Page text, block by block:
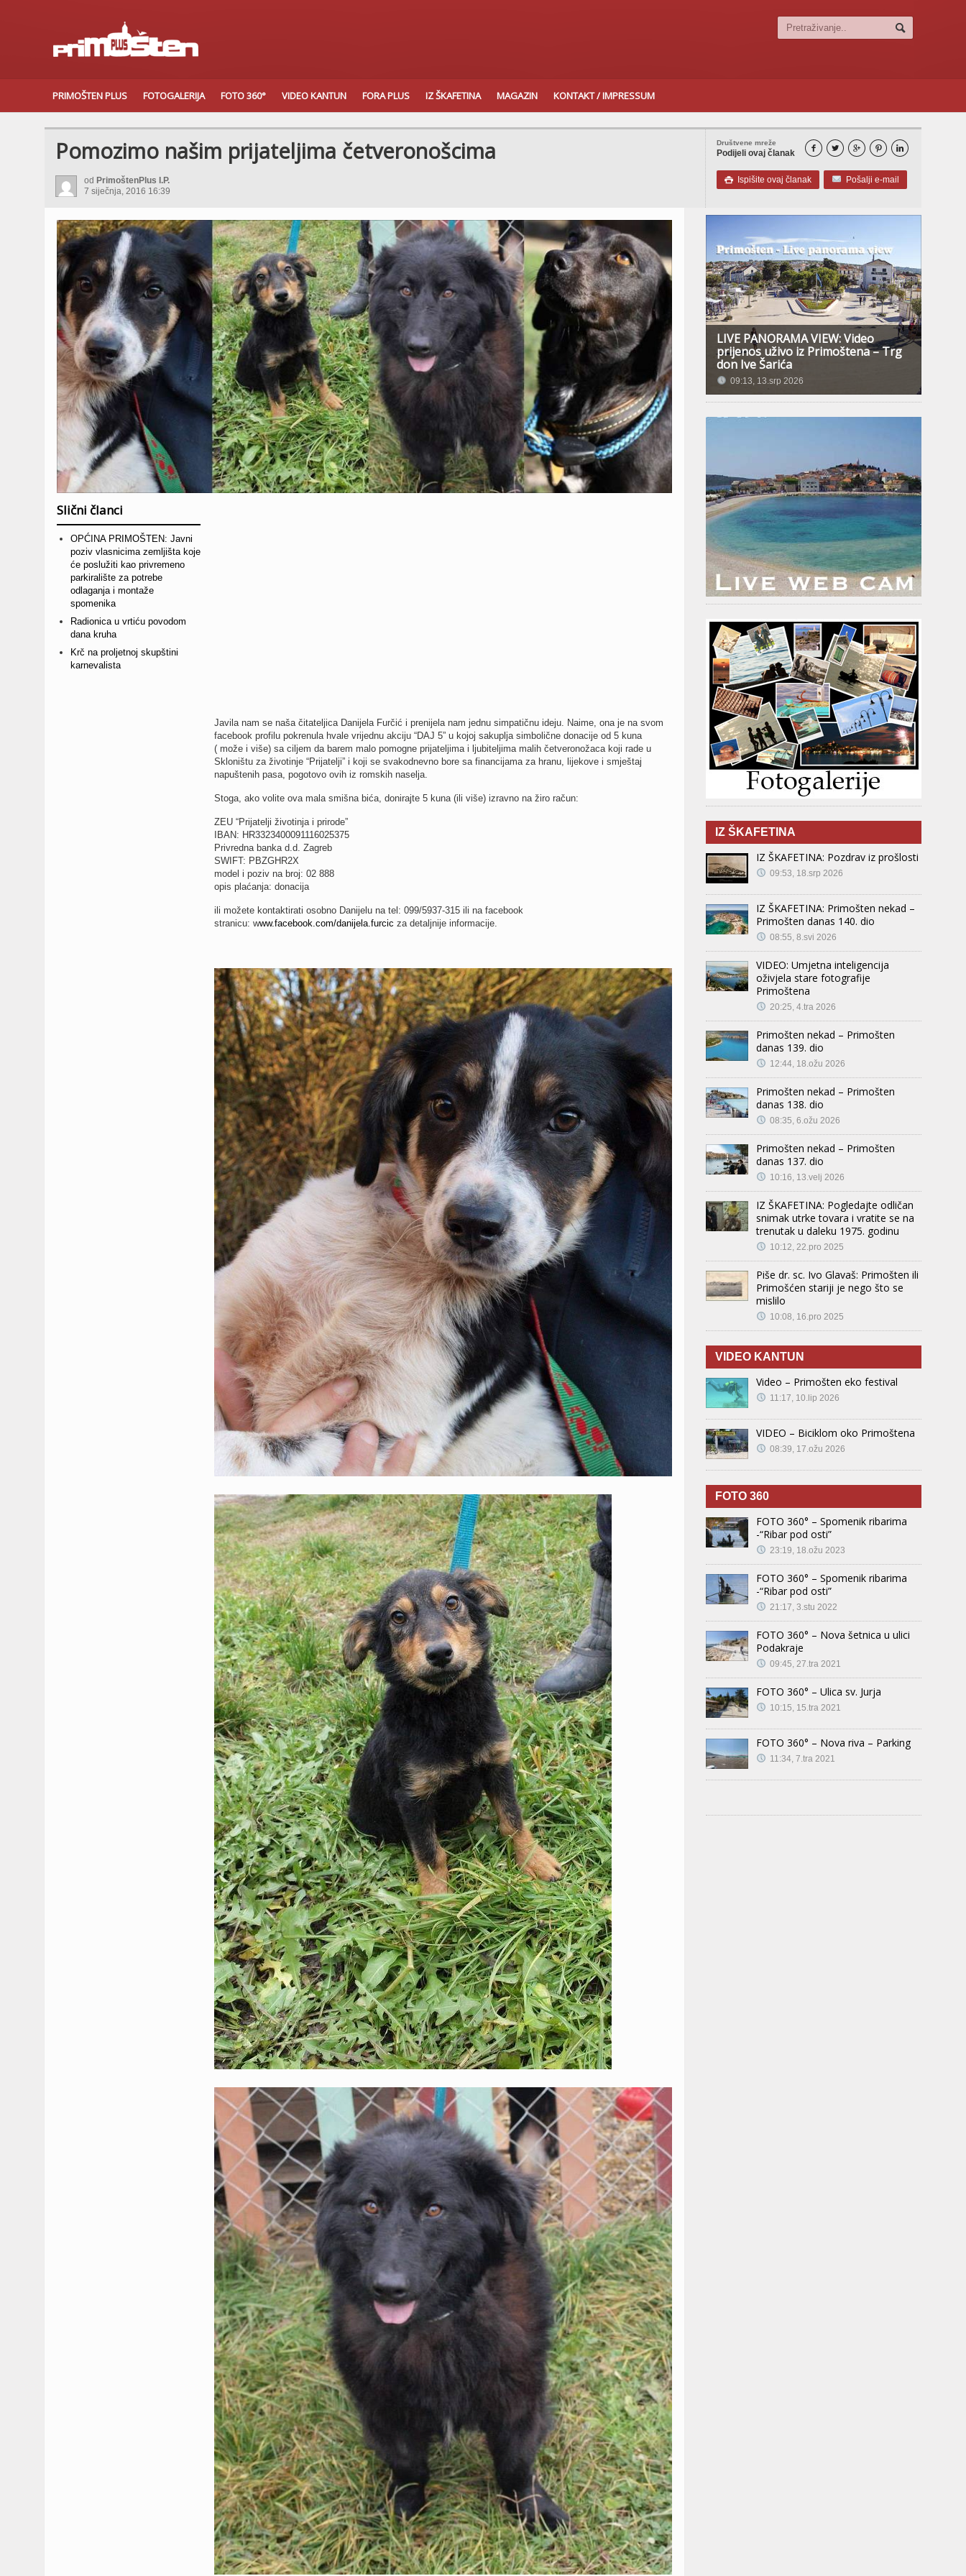
PRIMOŠTEN PLUS FOTOGALERIJA FOTO 360° VIDEO KANTUN FORA PLUS IZ ŠKAFETINA MAGAZIN KONTAKT / IMPRESSUM
Društvene mreže
Podijeli ovaj članak     
 Ispišite ovaj članak Pošalji e-mail
Pomozimo našim prijateljima četveronošcima
od PrimoštenPlus I.P.
7 siječnja, 2016 16:39
Slični članci
OPĆINA PRIMOŠTEN: Javni
poziv vlasnicima zemljišta koje
će poslužiti kao privremeno
parkiralište za potrebe
odlaganja i montaže
spomenika
Radionica u vrtiću povodom
dana kruha
Krč na proljetnoj skupštini
karnevalista
Javila nam se naša čitateljica Danijela Furčić i prenijela nam jednu simpatičnu ideju. Naime, ona je na svom
facebook profilu pokrenula hvale vrijednu akciju “DAJ 5” u kojoj sakuplja simbolične donacije od 5 kuna
( može i više) sa ciljem da barem malo pomogne prijateljima i ljubiteljima malih četveronožaca koji rade u
Skloništu za životinje “Prijatelji” i koji se svakodnevno bore sa financijama za hranu, lijekove i smještaj
napuštenih pasa, pogotovo ovih iz romskih naselja.
Stoga, ako volite ova mala smišna bića, donirajte 5 kuna (ili više) izravno na žiro račun:
ZEU “Prijatelji životinja i prirode”
IBAN: HR3323400091116025375
Privredna banka d.d. Zagreb
SWIFT: PBZGHR2X
model i poziv na broj: 02 888
opis plaćanja: donacija
ili možete kontaktirati osobno Danijelu na tel: 099/5937-315 ili na facebook
stranicu: www.facebook.com/danijela.furcic za detaljnije informacije.
LIVE PANORAMA VIEW: Video
prijenos uživo iz Primoštena – Trg
don Ive Šarića
09:13, 13.srp 2026
IZ ŠKAFETINA
IZ ŠKAFETINA: Pozdrav iz prošlosti
09:53, 18.srp 2026
IZ ŠKAFETINA: Primošten nekad –
Primošten danas 140. dio
08:55, 8.svi 2026
VIDEO: Umjetna inteligencija
oživjela stare fotografije
Primoštena
20:25, 4.tra 2026
Primošten nekad – Primošten
danas 139. dio
12:44, 18.ožu 2026
Primošten nekad – Primošten
danas 138. dio
08:35, 6.ožu 2026
Primošten nekad – Primošten
danas 137. dio
10:16, 13.velj 2026
IZ ŠKAFETINA: Pogledajte odličan
snimak utrke tovara i vratite se na
trenutak u daleku 1975. godinu
10:12, 22.pro 2025
Piše dr. sc. Ivo Glavaš: Primošten ili
Primošćen stariji je nego što se
mislilo
10:08, 16.pro 2025
VIDEO KANTUN
Video – Primošten eko festival
11:17, 10.lip 2026
VIDEO – Biciklom oko Primoštena
08:39, 17.ožu 2026
FOTO 360
FOTO 360° – Spomenik ribarima
-“Ribar pod osti”
23:19, 18.ožu 2023
FOTO 360° – Spomenik ribarima
-“Ribar pod osti”
21:17, 3.stu 2022
FOTO 360° – Nova šetnica u ulici
Podakraje
09:45, 27.tra 2021
FOTO 360° – Ulica sv. Jurja
10:15, 15.tra 2021
FOTO 360° – Nova riva – Parking
11:34, 7.tra 2021